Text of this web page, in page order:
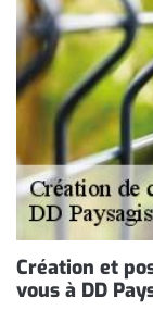
Création et
vous à DD